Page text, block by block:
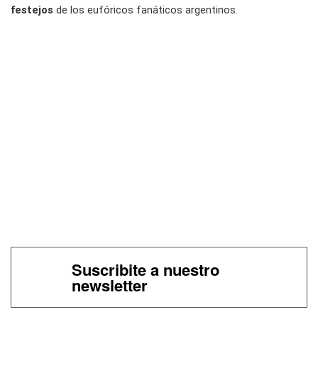
festejos de los eufóricos fanáticos argentinos.
Suscribite a nuestro
newsletter